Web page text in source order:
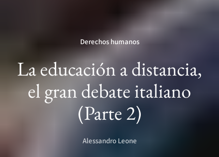
Derechos humanos
La educación a distancia,
el gran debate italiano
(Parte 2)
Alessandro Leone